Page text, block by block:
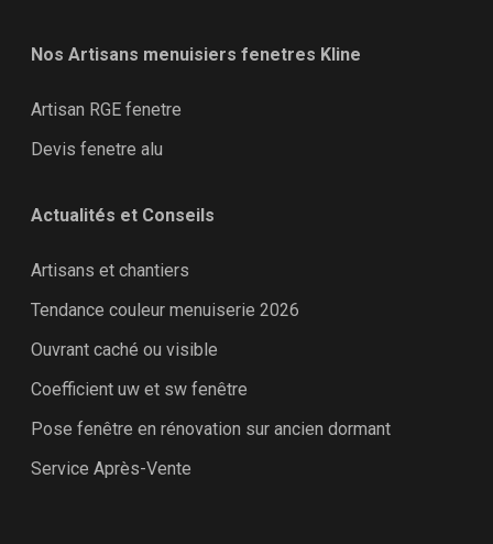
Nos Artisans menuisiers fenetres Kline
Artisan RGE fenetre
Devis fenetre alu
Actualités et Conseils
Artisans et chantiers
Tendance couleur menuiserie 2026
Ouvrant caché ou visible
Coefficient uw et sw fenêtre
Pose fenêtre en rénovation sur ancien dormant
Service Après-Vente